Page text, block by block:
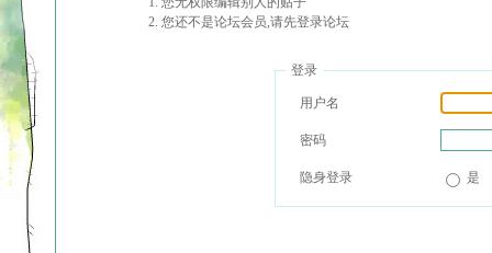
您还不是论坛会员,请先登录论坛
登录
用户名
密码
隐身登录 是